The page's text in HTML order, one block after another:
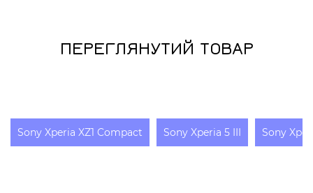
ПЕРЕГЛЯНУТИЙ ТОВАР
Sony Xperia XZ1 Compact Sony Xperia 5 III Sony